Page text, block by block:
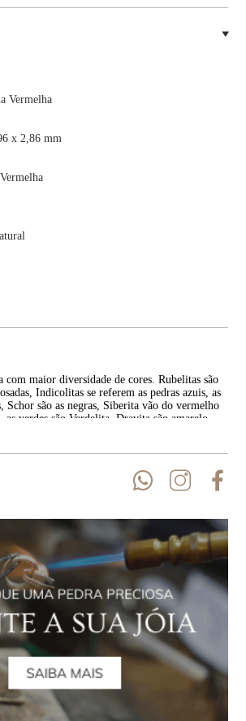
Vermelha
x 2,86 mm
Vermelha
com maior diversidade de cores. Rubelitas são
Indicolitas se referem as pedras azuis, as
Schor são as negras, Siberita vão do vermelho
verdes são Verdelita, Dravita são amarelo-